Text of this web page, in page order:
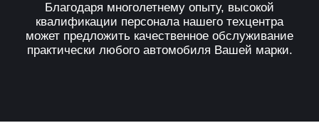
Благодаря многолетнему опыту, высокой
квалификации персонала нашего техцентра
может предложить качественное обслуживание
практически любого автомобиля Вашей марки.